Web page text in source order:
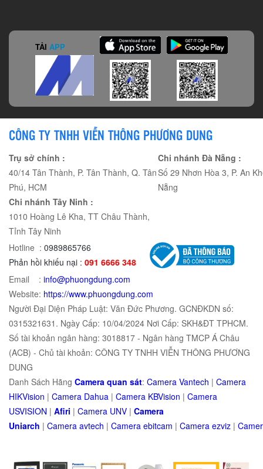
TẢI APP
CÔNG TY TNHH VIỄN THÔNG PHƯƠNG DUNG
Trụ sở chính :
40/14 Tân Thành, P. Tân Thành, Q. Tân
Phú, HCM
Chi nhánh Đà Nẵng :
Số 29 Nhơn Hòa 3, P. An
Nẵng
Chi nhánh Tây Ninh :
1010 Hoàng Lê Kha, TT Châu Thành,
Tỉnh Tây Ninh
Hotline : 0989865766
Phản hồi khiếu nại : 091 6666 348
Email : info@phuongdung.com
Website: https://www.phuongdung.com
Người Đại Diện Pháp Luật: Văn Đức Phương. GCNĐKDN số:
0315321631. Ngày Cấp: 10/04/2024 Nơi Cấp: SKH&ĐT TPHCM.
Số tài khoản ngân hàng: 3018817 - Ngân hàng TMCP Á Châu
(ACB) - Chủ tài khoản: CÔNG TY TNHH VIỄN THÔNG PHƯƠNG
DUNG
Danh Sách Hãng Camera quan sát: Camera Vantech | Camera
HIKVision | Camera Dahua | Camera KBVision | Camera
USVISION | Afiri | Camera UNV | Camera
Uniarch | Camera avtech | Camera ebitcam | Camera ezviz |